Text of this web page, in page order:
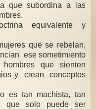
que subordina a las
equivalente y
que se rebelan,
ese sometimiento
que sienten
y crean conceptos
es tan machista, tan
que solo puede ser